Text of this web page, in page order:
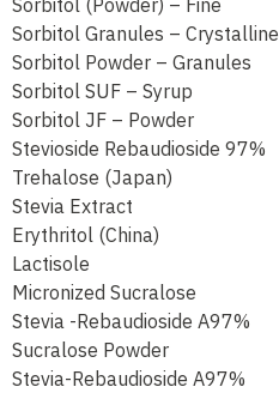
Sorbitol (Powder) – Fine
Sorbitol Granules – Crystalline
Sorbitol Powder – Granules
Sorbitol SUF – Syrup
Sorbitol JF – Powder
Stevioside Rebaudioside 97%
Trehalose (Japan)
Stevia Extract
Erythritol (China)
Lactisole
Micronized Sucralose
Stevia -Rebaudioside A97%
Sucralose Powder
Stevia-Rebaudioside A97%